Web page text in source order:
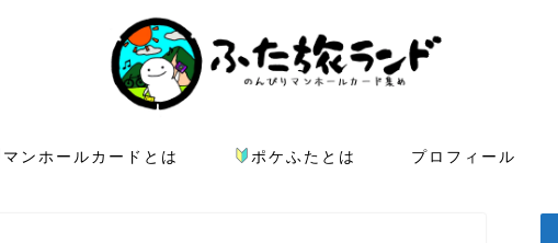
マンホールカードとは ポケふたとは プロフィール